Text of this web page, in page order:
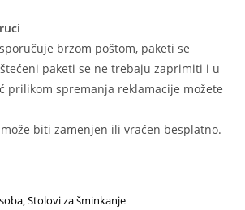
brzom poštom, paketi se
paketi se ne trebaju zaprimiti i u
prilikom spremanja reklamacije možete
biti zamenjen ili vraćen besplatno.
,Stolovi za šminkanje